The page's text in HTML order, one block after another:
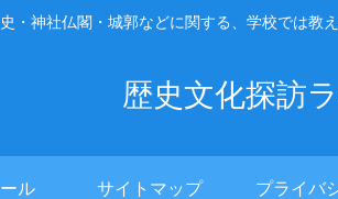
・神社仏閣・城郭などに関する、学校では教
歴史文化探訪
ル サイトマップ プライバ